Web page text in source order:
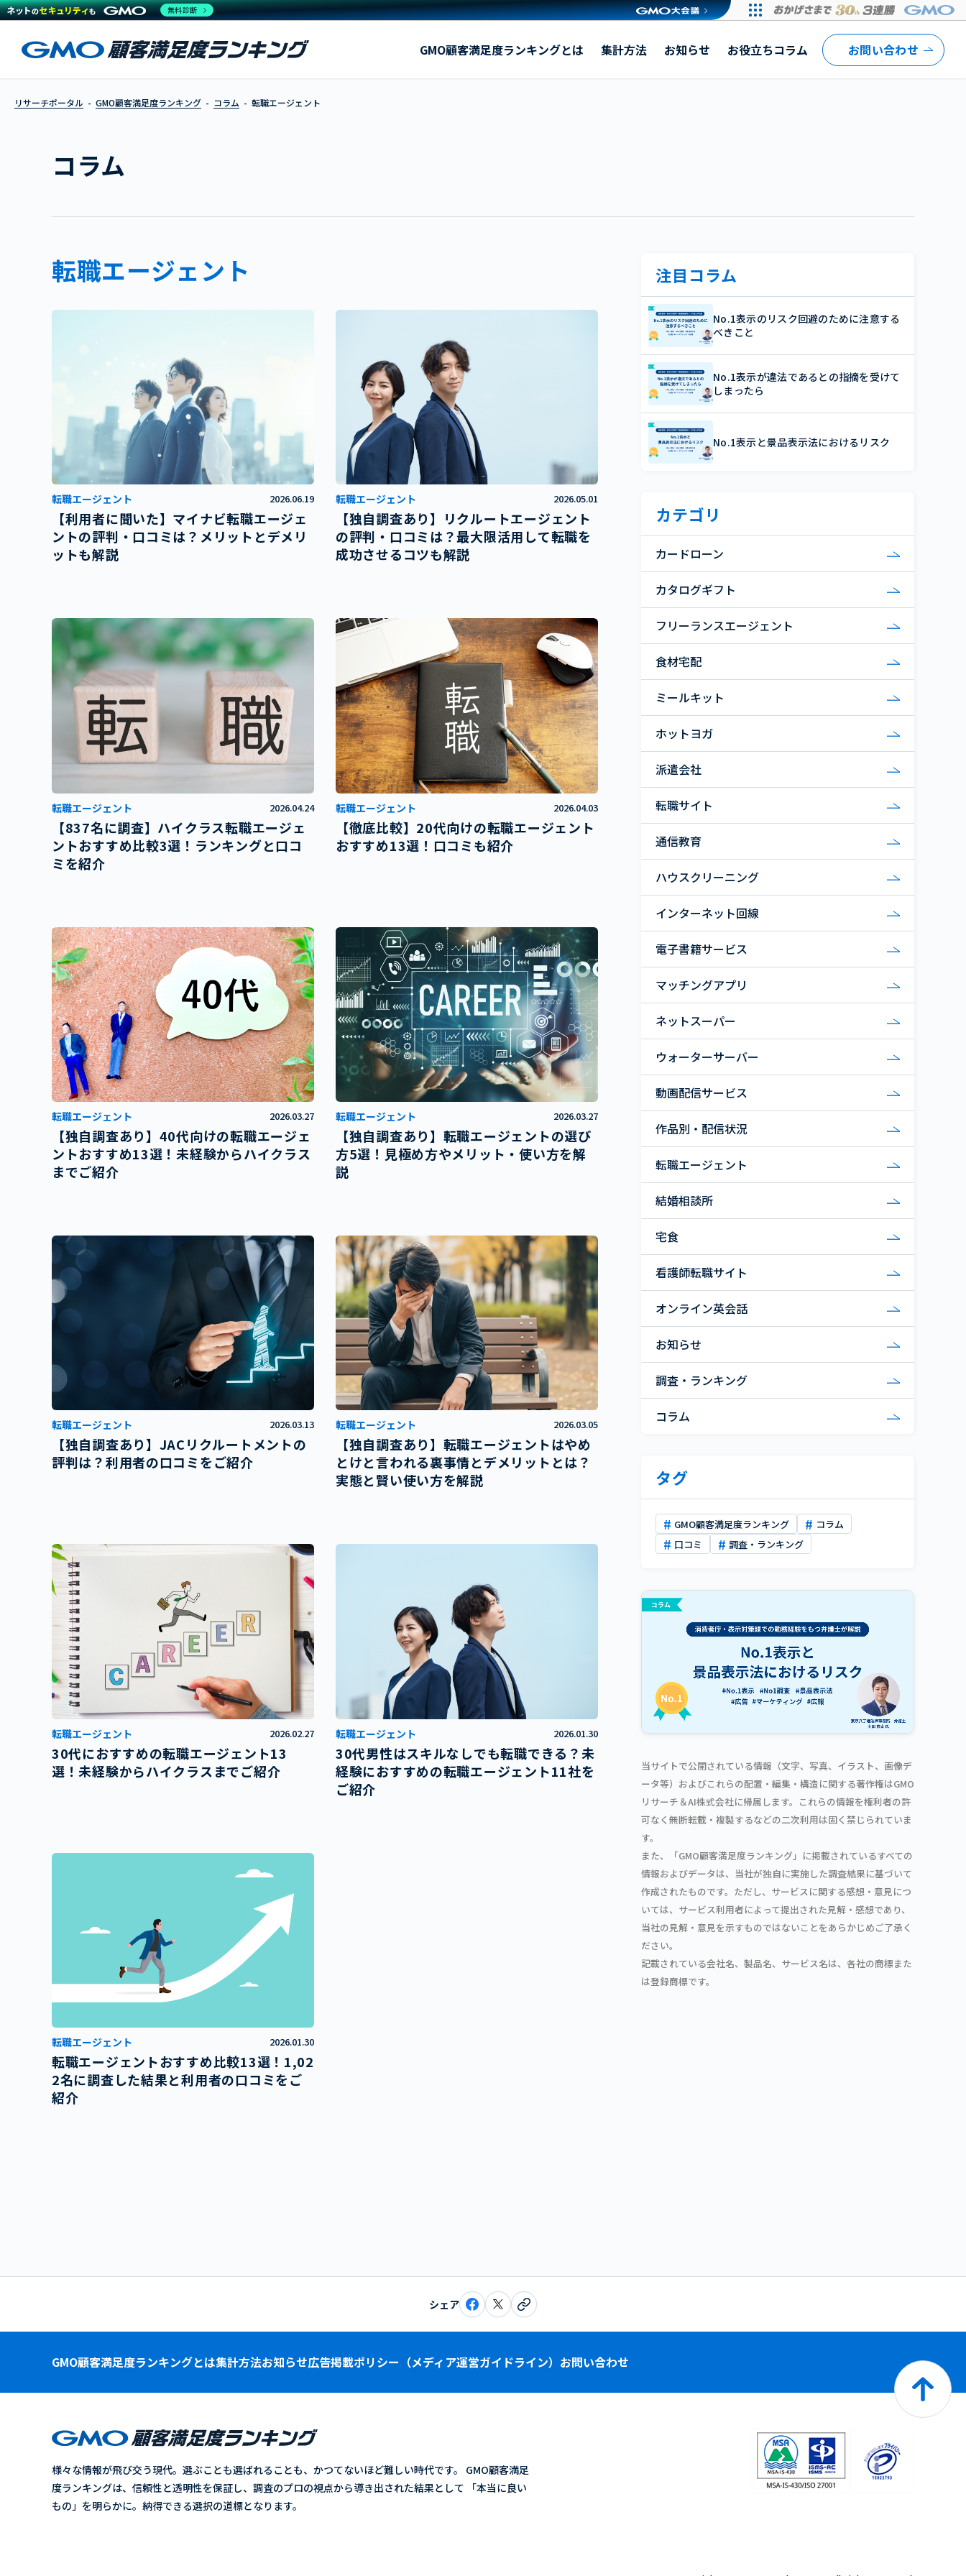
【利用者に聞いた】マイナビ転職エージェントの評判・口コミは？メリットとデメリットも解説
GMO顧客満足度ランキングとは 集計方法 お知らせ お役立ちコラム お問い合わせ
リサーチポータル GMO顧客満足度ランキング コラム 転職エージェント
コラム
転職エージェント
転職エージェント 2026.06.19
【利用者に聞いた】マイナビ転職エージェ
ントの評判・口コミは？メリットとデメリ
ットも解説
転職エージェント 2026.05.01
【独自調査あり】リクルートエージェント
の評判・口コミは？最大限活用して転職を
成功させるコツも解説
転職エージェント 2026.04.24
【837名に調査】ハイクラス転職エージェ
ントおすすめ比較3選！ランキングと口コ
ミを紹介
転職エージェント 2026.04.03
【徹底比較】20代向けの転職エージェント
おすすめ13選！口コミも紹介
転職エージェント 2026.03.27
【独自調査あり】40代向けの転職エージェ
ントおすすめ13選！未経験からハイクラス
までご紹介
転職エージェント 2026.03.27
【独自調査あり】転職エージェントの選び
方5選！見極め方やメリット・使い方を解
説
転職エージェント 2026.03.13
【独自調査あり】JACリクルートメントの
評判は？利用者の口コミをご紹介
転職エージェント 2026.03.05
【独自調査あり】転職エージェントはやめ
とけと言われる裏事情とデメリットとは？
実態と賢い使い方を解説
転職エージェント 2026.02.27
30代におすすめの転職エージェント13
選！未経験からハイクラスまでご紹介
転職エージェント 2026.01.30
30代男性はスキルなしでも転職できる？未
経験におすすめの転職エージェント11社を
ご紹介
転職エージェント 2026.01.30
転職エージェントおすすめ比較13選！1,02
2名に調査した結果と利用者の口コミをご
紹介
注目コラム
No.1表示のリスク回避のために注意する
べきこと
No.1表示が違法であるとの指摘を受けて
しまったら
No.1表示と景品表示法におけるリスク
カテゴリ
カードローン
カタログギフト
フリーランスエージェント
食材宅配
ミールキット
ホットヨガ
派遣会社
転職サイト
通信教育
ハウスクリーニング
インターネット回線
電子書籍サービス
マッチングアプリ
ネットスーパー
ウォーターサーバー
動画配信サービス
作品別・配信状況
転職エージェント
結婚相談所
宅食
看護師転職サイト
オンライン英会話
お知らせ
調査・ランキング
コラム
タグ
GMO顧客満足度ランキング
コラム
口コミ
調査・ランキング
当サイトで公開されている情報（文字、写真、イラスト、画像デ
ータ等）およびこれらの配置・編集・構造に関する著作権はGMO
リサーチ＆AI株式会社に帰属します。これらの情報を権利者の許
可なく無断転載・複製するなどの二次利用は固く禁じられていま
す。
また、「GMO顧客満足度ランキング」に掲載されているすべての
情報およびデータは、当社が独自に実施した調査結果に基づいて
作成されたものです。ただし、サービスに関する感想・意見につ
いては、サービス利用者によって提出された見解・感想であり、
当社の見解・意見を示すものではないことをあらかじめご了承く
ださい。
記載されている会社名、製品名、サービス名は、各社の商標また
は登録商標です。
シェア
GMO顧客満足度ランキングとは集計方法お知らせ広告掲載ポリシー（メディア運営ガイドライン） お問い合わせ
様々な情報が飛び交う現代。選ぶことも選ばれることも、かつてないほど難しい時代です。 GMO顧客満足
度ランキングは、信頼性と透明性を保証し、調査のプロの視点から導き出された結果として 「本当に良い
もの」を明らかに。納得できる選択の道標となります。
無料診断